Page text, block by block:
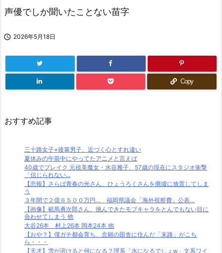
声優でしか聞いたことない苗字
 2026年5月18日
Copy
おすすめ記事
三十路女子×後輩男子、近づく心とすれ違い
夏休みの午前中にやってたアニメと言えば
40歳でブレイク 元祖美魔女・水谷雅子、57歳の現在にスタジオ衝撃
「信じられない...
【悲報】さらば青春の光さん、ひょうろくさんを廃墟に放置してしま
う
３年間で２億６５００万円… 福岡県議会「海外視察費」公表…
【画像】範馬勇次郎さん、挑んできたモブキャラをとんでもない目に
合わせてしまう 他
大谷26本 村上26本 岡本24本 他
【おや？】僕ガチ都会育ち、念願の田舎に住んだ「末路」がこち
ら・・・
【天才】雪が溶けると何になる？理系「水になるでしょw」文系ワイ